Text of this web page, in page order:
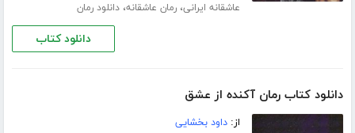
عاشقانه ایرانی،رمان عاشقانه،دانلود رمان
دانلود کتاب
دانلود کتاب رمان آکنده از عشق
از:داود بخشایی